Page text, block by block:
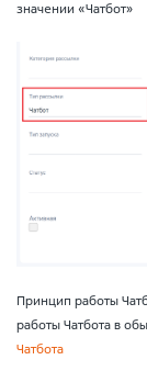
значении «Чатбот»
Принцип работы
работы Чатбота в
Чатбота